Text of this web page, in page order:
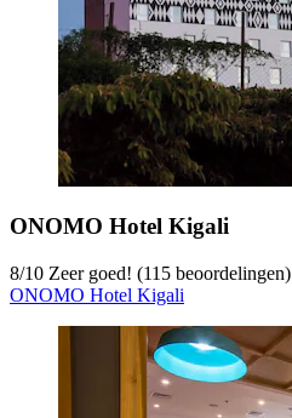
ONOMO Hotel Kigali
8/10 Zeer goed! (115 beoordelingen)
ONOMO Hotel Kigali